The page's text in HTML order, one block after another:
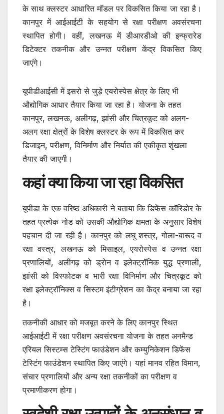
के साथ क्लस्टर आधारित मॉडल पर विकसित किया जा रहा है।
कानपुर में आईआईटी के सहयोग से रक्षा परीक्षण अवसंरचना
स्थापित होगी। वहीं, लखनऊ में डीआरडीओ की इन्फ्रारेड
डिटेक्टर तकनीक और उन्नत परीक्षण केंद्र विकसित किए
जाएंगे।
यूपीडीआईसी में इसरो से जुड़े एयरोस्पेस क्षेत्र के लिए भी
औद्योगिक आधार तैयार किया जा रहा है। योजना के तहत
कानपुर, लखनऊ, अलीगढ़, झांसी और चित्रकूट को अलग-
अलग रक्षा क्षेत्रों के विशेष क्लस्टर के रूप में विकसित कर
डिजाइन, परीक्षण, विनिर्माण और निर्यात की एकीकृत शृंखला
तैयार की जाएगी।
कहां क्या किया जा रहा विकसित
यूपीडा के एक वरिष्ठ अधिकारी ने बताया कि डिफेंस कॉरिडोर के
तहत प्रत्येक नोड को उसकी औद्योगिक क्षमता के अनुसार विशेष
पहचान दी जा रही है। कानपुर को लघु शस्त्र, गोला-बारूद व
रक्षा वस्त्र, लखनऊ को मिसाइल, एयरोस्पेस व उन्नत रक्षा
प्रणालियों, अलीगढ़ को ड्रोन व इलेक्ट्रॉनिक युद्ध प्रणाली,
झांसी को विस्फोटक व भारी रक्षा विनिर्माण और चित्रकूट को
रक्षा इलेक्ट्रॉनिक्स व सिस्टम इंटीग्रेशन का केंद्र बनाया जा रहा
है।
तकनीकी आधार को मजबूत करने के लिए कानपुर स्थित
आईआईटी में रक्षा परीक्षण अवसंरचना योजना के तहत अनमैन्ड
एरियल सिस्टम्स टेस्टिंग फाउंडेशन और कम्युनिकेशन डिफेंस
टेस्टिंग फाउंडेशन स्थापित किए जाएंगे। यहां मानव रहित विमान,
संचार प्रणालियों और अन्य रक्षा तकनीकों का परीक्षण व
प्रमाणीकरण होगा।